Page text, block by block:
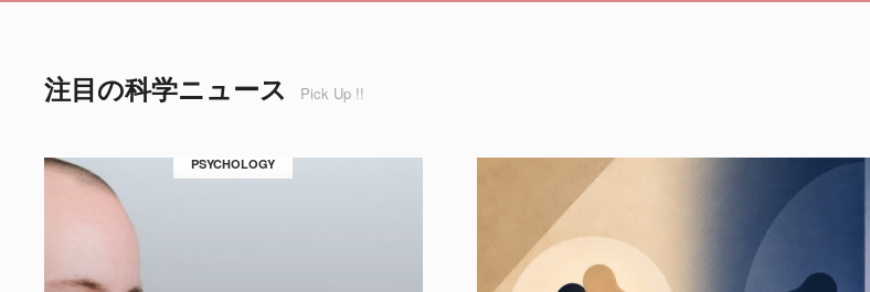
注目の科学ニュース Pick Up !!
PSYCHOLOGY